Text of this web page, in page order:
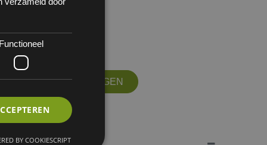
OFFERTE AANVRAGEN
Functioneel
BY COOKIESCRIPT